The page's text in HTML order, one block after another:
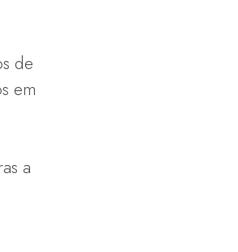
de
em
a